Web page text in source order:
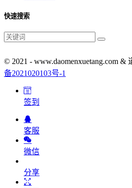
快速搜索
© 2021 - www.daomenxuetang.com &
备2021020103号-1
签到
客服
微信
分享